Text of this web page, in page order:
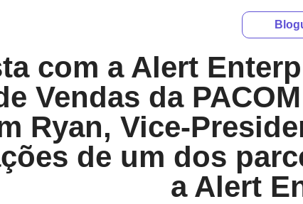
com a Alert
Vendas da
Ryan, Vice-
de um dos
a Alert